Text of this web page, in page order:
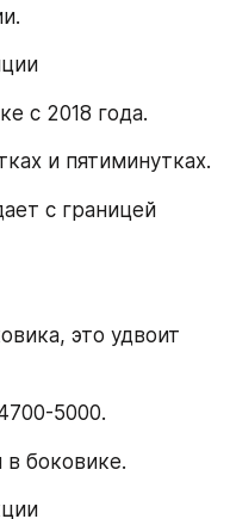
с 2018 года.
и пятиминутках.
с границей
это удвоит
5000.
в боковике.